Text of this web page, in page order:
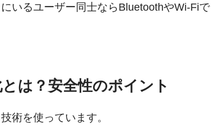
いるユーザー同士ならBluetoothやWi-Fiで
は？安全性のポイント
術を使っています。